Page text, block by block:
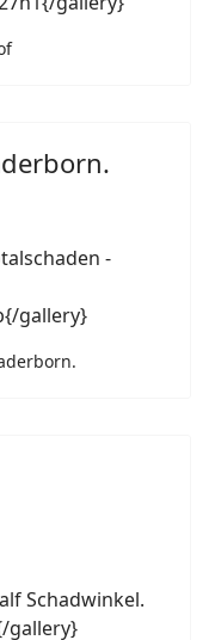
-
gallery}
Schadwinkel.
gallery}